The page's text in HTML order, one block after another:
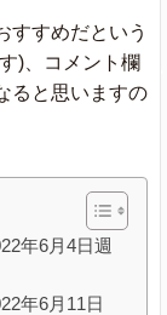
すすめだという
)、コメント欄
ると思いますの
年6月4日週
年6月11日